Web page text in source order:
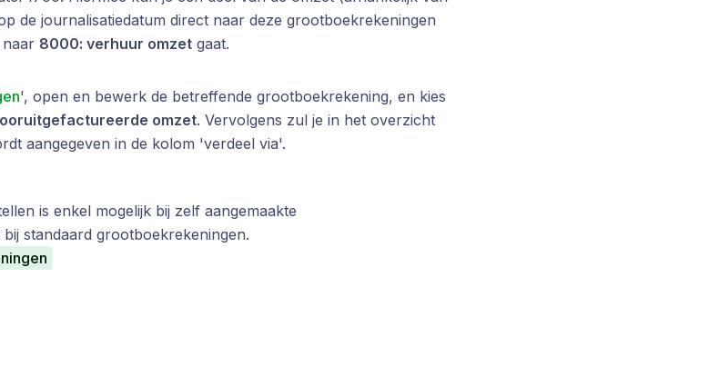
de journalisatiedatum direct naar deze grootboekrekeningen
naar 8000: verhuur omzetgaat.
', open en bewerk de betreffende grootboekrekening, en kies
omzet. Vervolgens zul je in het overzicht
aangegeven in de kolom 'verdeel via'.
is enkel mogelijk bij zelf aangemaakte
standaard grootboekrekeningen.